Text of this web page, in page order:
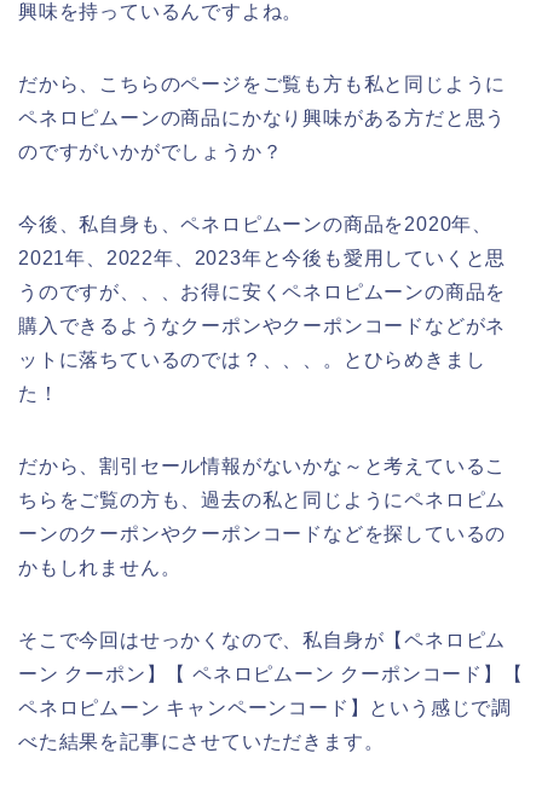
興味を持っているんですよね。
だから、こちらのページをご覧も方も私と同じように
ペネロピムーンの商品にかなり興味がある方だと思う
のですがいかがでしょうか？
今後、私自身も、ペネロピムーンの商品を2020年、
2021年、2022年、2023年と今後も愛用していくと思
うのですが、、、お得に安くペネロピムーンの商品を
購入できるようなクーポンやクーポンコードなどがネ
ットに落ちているのでは？、、、。とひらめきまし
た！
だから、割引セール情報がないかな～と考えているこ
ちらをご覧の方も、過去の私と同じようにペネロピム
ーンのクーポンやクーポンコードなどを探しているの
かもしれません。
そこで今回はせっかくなので、私自身が【ペネロピム
ーン クーポン】【 ペネロピムーン クーポンコード】【
ペネロピムーン キャンペーンコード】という感じで調
べた結果を記事にさせていただきます。